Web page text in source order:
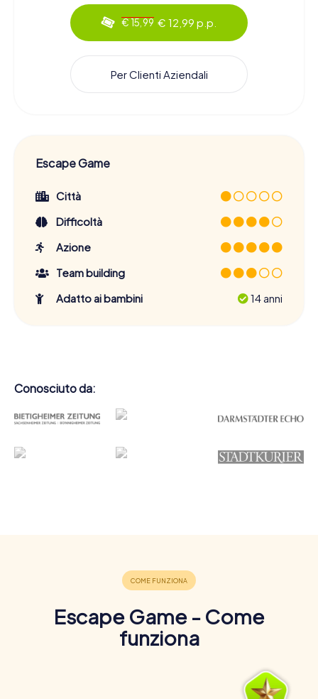
€ 15,99 € 12,99 p.p.
Per Clienti Aziendali
Escape Game
Città
Difficoltà
Azione
Team building
Adatto ai bambini
14 anni
Conosciuto da:
Escape Game - Come
funziona